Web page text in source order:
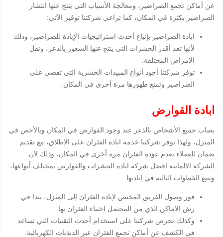
عن أماكن تجمع الصراصير، ومعالجة الأسباب التي ينتج عنها انتشار
الصراصير بكثرة في المكان، كما تراعي شركتنا توفير الآتي:
ابادة الصراصير بإتباع أحدث استراتيجيات الإبادة للصراصير، وذلك
لأنها تعد أقذر الحشرات التي ينتج عنها الشعور بالذعر، ونقل
الامراض المختلفة.
توفر شركتنا أجود أنواع المبيدات الحشرية التي تقضي على
الصراصير وتمنع ظهورها مرة أخرى في المكان.
ابادة القوارض
يصاب جميع الأشخاص بالذعر عند وجود القوارض في المكان وبالأخص في
المنزل، ولهذا توفر شركتنا خدمة ابادة الفئران على الإطلاق، مع تقديم
ضمان للعملاء بعدم عودة الفئران مرة أخرى في المكان، وذلك لأن
الشركة الالمانية افضل شركة ابادة الحشرات والقوارض بمختلف أنواعها،
وتتبع الخطوات التالية في إبادتها:
فور وصول الفريق المختص لإبادة الفئران إلى المنزل، تبدا في
رش الاماكن الذي من المحتمل اختباء الفئران بها.
وكذلك تحرص شركتنا على استخدام أحدث التقنيات التي تساعد
في الكشف عن أماكن تجمع الفئران عبر الذبذبات الكهربائية.